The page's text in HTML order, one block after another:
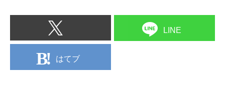
LINE
はてブ